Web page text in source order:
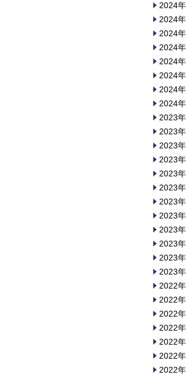
2024
2024
2024
2024
2024
2024
2024
2024
2023
2023
2023
2023
2023
2023
2023
2023
2023
2023
2023
2023
2022
2022
2022
2022
2022
2022
2022